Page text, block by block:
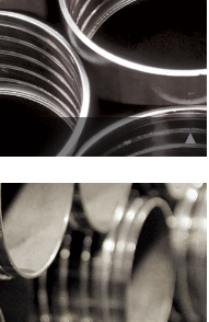
Coa Leer más >>